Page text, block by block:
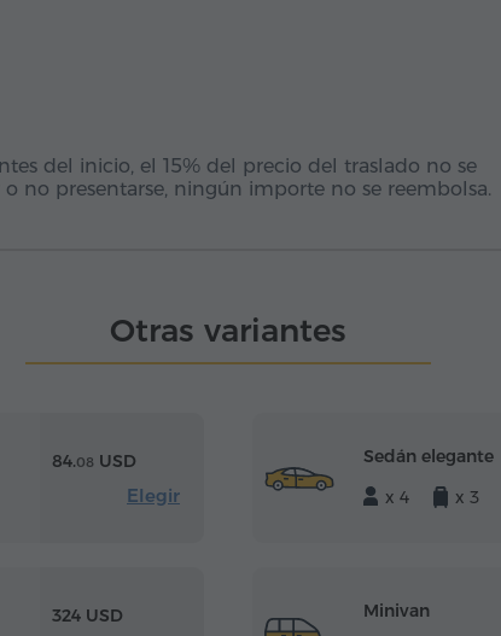
del inicio, el 15% del precio del traslado no se
no presentarse, ningún importe no se reembolsa.
Otras variantes
84.08 USD
Elegir
Sedán elegante
x 4
x 3
324 USD
Minivan